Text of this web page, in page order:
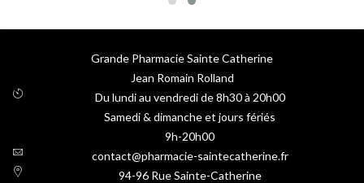
Grande Pharmacie Sainte Catherine
Jean Romain Rolland
Du lundi au vendredi de 8h30 à 20h00
Samedi & dimanche et jours fériés
9h-20h00
contact@pharmacie-saintecatherine.fr
94-96 Rue Sainte-Catherine